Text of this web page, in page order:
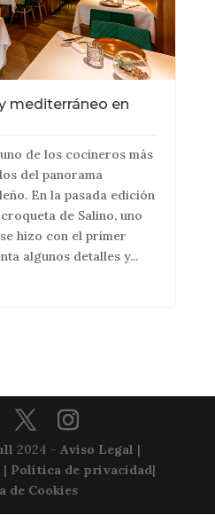
mediterráneo en
de los cocineros más
del panorama
En la pasada edición
de Salino, uno
hizo con el primer
algunos detalles y...
2024 - Aviso Legal |
| Política de privacidad|
de Cookies